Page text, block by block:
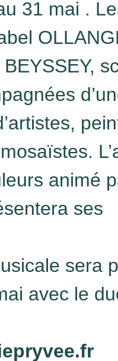
31 mai .
animé
ses
sera
avec le